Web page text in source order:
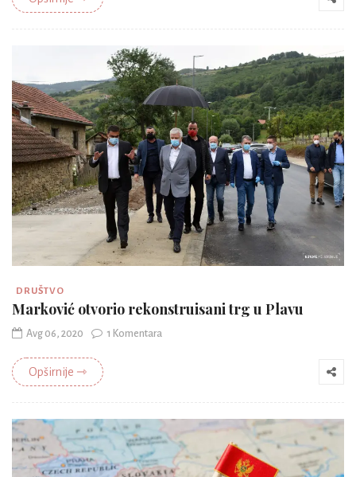
DRUŠTVO
Marković otvorio rekonstruisani trg u Plavu
Avg 06, 2020 1 Komentara
Opširnije ⇾